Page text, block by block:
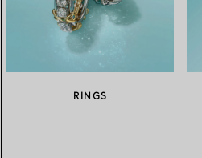
RINGS